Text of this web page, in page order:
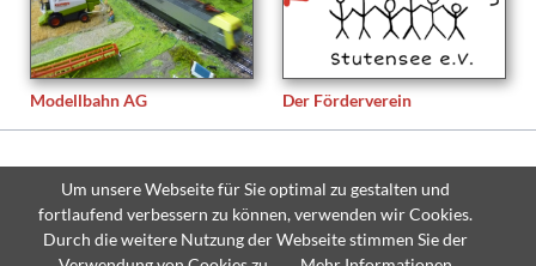
Modellbahn AG Der Förderverein
reserved.
Navigation
überspringen
Sitemap Impressum Datenschutzerklärung
Um unsere Webseite für Sie optimal zu gestalten und
fortlaufend verbessern zu können, verwenden wir Cookies.
Durch die weitere Nutzung der Webseite stimmen Sie der